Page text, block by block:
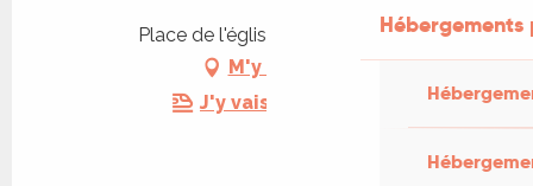
Place de l'église, 46150 Catus
M'y rendre
J'y vais en train !